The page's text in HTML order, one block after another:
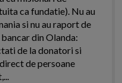
ca fundatie). Nu au
si nu au raport de
din Olanda:
de la donatori si
de persoane